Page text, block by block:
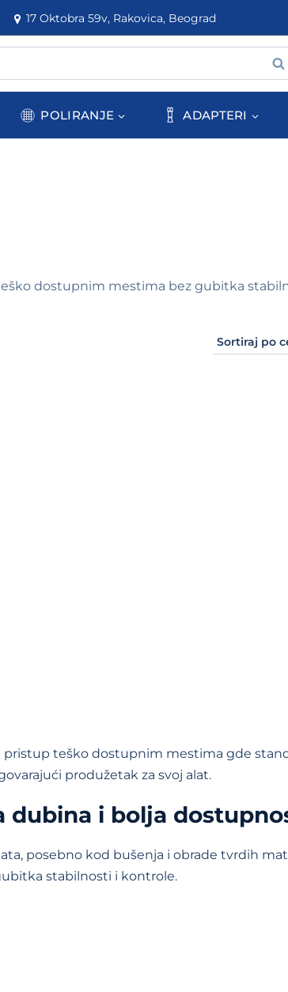
17 Oktobra 59v, Rakovica, Beograd
POLIRANJE ADAPTERI
dostupnim mestima bez gubitka
teško dostupnim mestima gde
produžetak za svoj alat.
dubina i bolja
posebno kod bušenja i obrade tvrdih
stabilnosti i kontrole.